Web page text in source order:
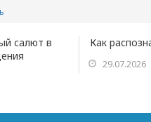
салют в
Как
29.07.2026